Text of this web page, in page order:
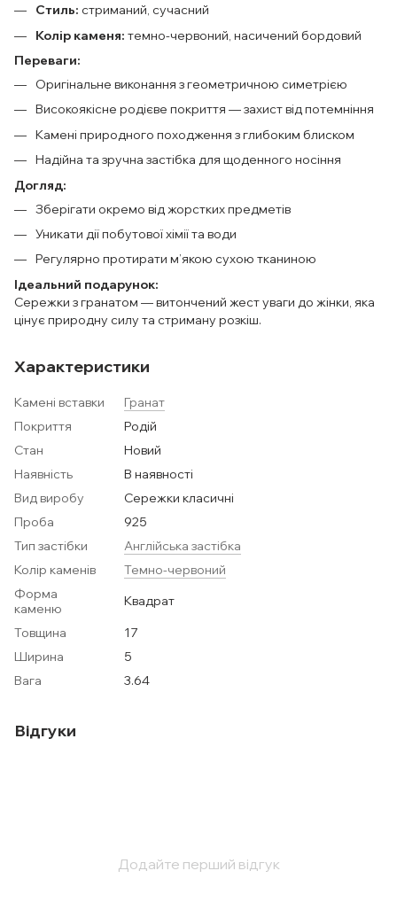
Стиль: стриманий, сучасний
Колір каменя: темно-червоний, насичений бордовий
Переваги:
Оригінальне виконання з геометричною симетрією
Високоякісне родієве покриття — захист від потемніння
Камені природного походження з глибоким блиском
Надійна та зручна застібка для щоденного носіння
Догляд:
Зберігати окремо від жорстких предметів
Уникати дії побутової хімії та води
Регулярно протирати м’якою сухою тканиною
Ідеальний подарунок:
Сережки з гранатом — витончений жест уваги до жінки, яка
цінує природну силу та стриману розкіш.
Характеристики
Камені вставки
Гранат
Покриття
Родій
Стан
Новий
Наявність
В наявності
Вид виробу
Сережки класичні
Проба
925
Тип застібки
Англійська застібка
Колір каменів
Темно-червоний
Форма
каменю
Квадрат
Товщина
17
Ширина
5
Вага
3.64
Відгуки
Додайте перший відгук